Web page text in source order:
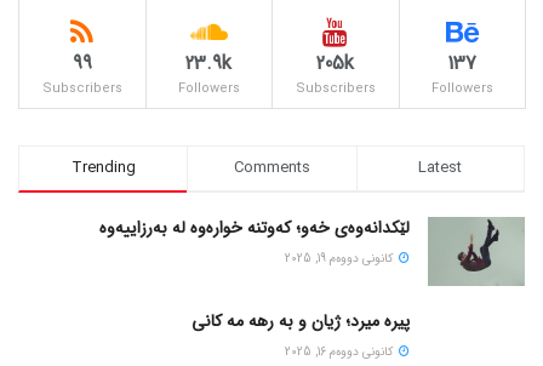
137
Followers
205k
Subscribers
23.9k
Followers
99
Subscribers
Trending Comments Latest
لێکدانەوەی خەو؛ کەوتنە خوارەوە لە بەرزاییەوە
كانونی دووه‌م 19, 2025
پیره میرد؛ ژیان و به رهه مه کانی
كانونی دووه‌م 16, 2025